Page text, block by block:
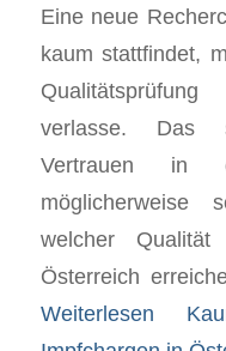
Eine neue
kaum stattfindet,
verlasse. Das
Vertrauen in
welcher
Österreich
Weiterlesen